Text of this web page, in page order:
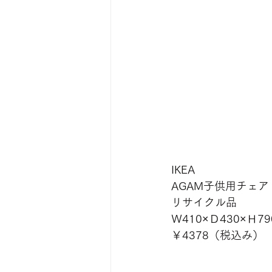
IKEA
AGAM子供用チェア
リサイクル品
Ｗ410×Ｄ430×Ｈ
￥4378（税込み）